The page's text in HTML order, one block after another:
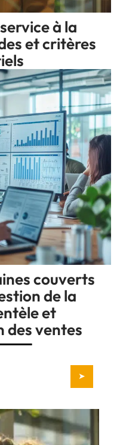
à la
et critères
couverts
de la
et
ventes